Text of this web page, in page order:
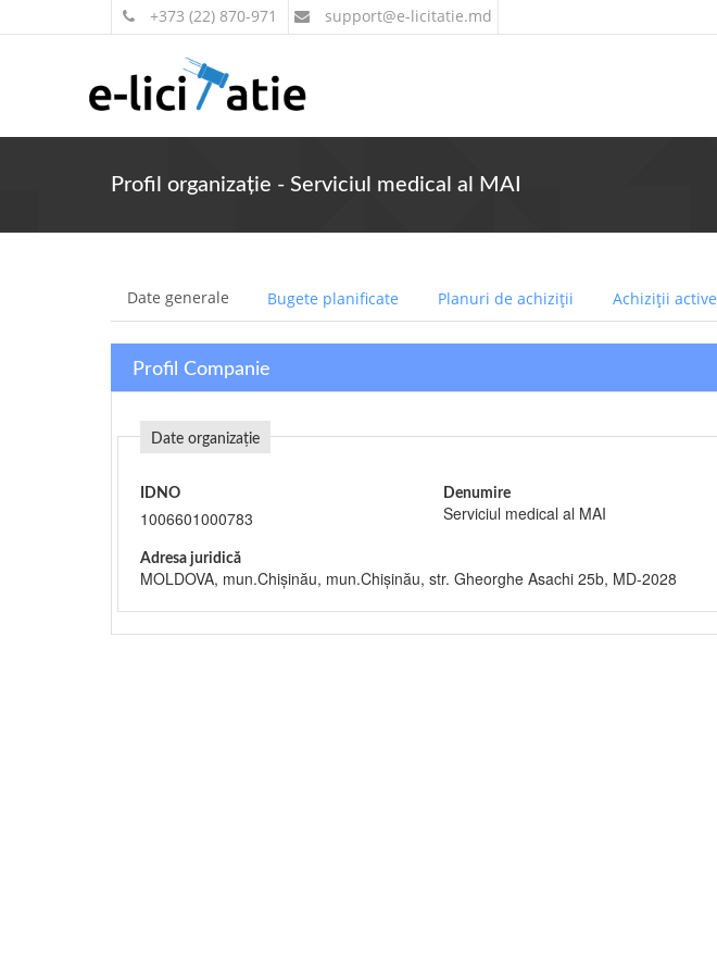
+373 (22) 870-971 support@e-licitatie.md
Profil organizație - Serviciul medical al MAI
Date generale Bugete planificate Planuri de achiziții Achiziții active
Profil Companie
Date organizație
IDNO
1006601000783
Denumire
Serviciul medical al MAI
Adresa juridică
MOLDOVA, mun.Chişinău, mun.Chişinău, str. Gheorghe Asachi 25b, MD-2028